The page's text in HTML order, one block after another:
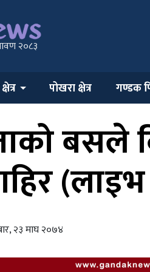
२०८३
पोखरा क्षेत्र गण्डक
बसले
२३ माघ २०७४